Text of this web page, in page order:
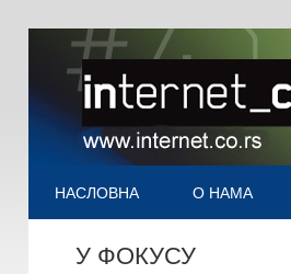
НАСЛОВНА О НАМА
У ФОКУСУ